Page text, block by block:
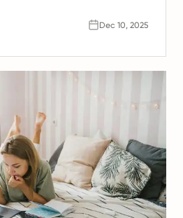
equipos españoles.
Dec 10, 2025